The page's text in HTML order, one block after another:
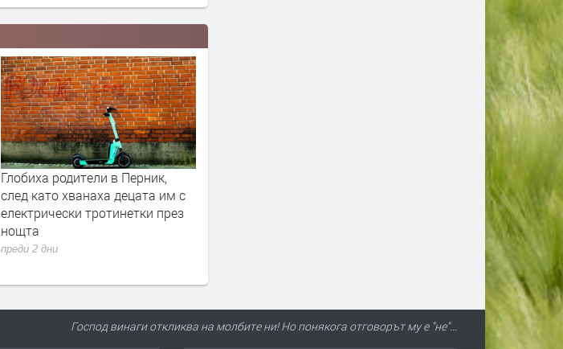
Глобиха родители в Перник,
след като хванаха децата им с
електрически тротинетки през
нощта
преди 2 дни
Министър Ивкова
пълно отстраняване на
нередностите в здравни
Господ винаги откликва на молбите ни! Но понякога отговорът му е "не"...